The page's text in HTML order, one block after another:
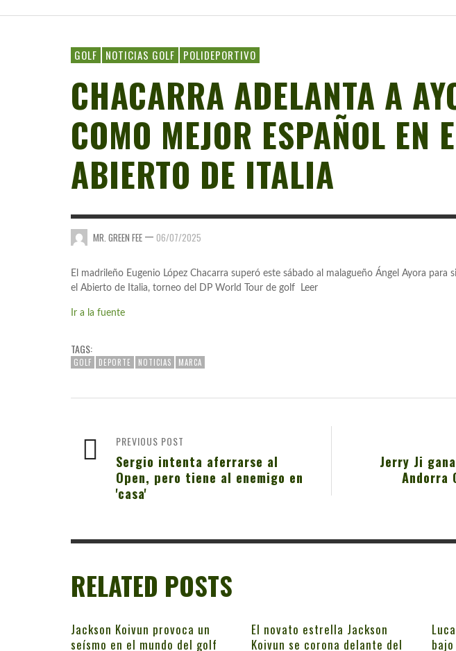
GOLF NOTICIAS GOLF POLIDEPORTIVO
CHACARRA ADELANTA A
COMO MEJOR ESPAÑOL EN
ABIERTO DE ITALIA
MR. GREEN FEE — 06/07/2025
El madrileño Eugenio López Chacarra superó este sábado al malagueño Ángel Ayora para
el Abierto de Italia, torneo del DP World Tour de golf Leer
Ir a la fuente
TAGS:
GOLF DEPORTE NOTICIAS MARCA
Jerry Ji
Andorra
PREVIOUS POST
Sergio intenta aferrarse al
Open, pero tiene al enemigo en
'casa'
RELATED POSTS
Jackson Koivun provoca un
seísmo en el mundo del golf
El novato estrella Jackson
Koivun se corona delante del